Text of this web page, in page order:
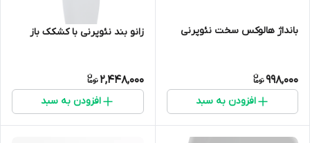
بانداژ هالوکس سخت نئوپرنی
998,000
افزودن به سبد
زانو بند نئوپرنی با کشکک باز
2,448,000
افزودن به سبد